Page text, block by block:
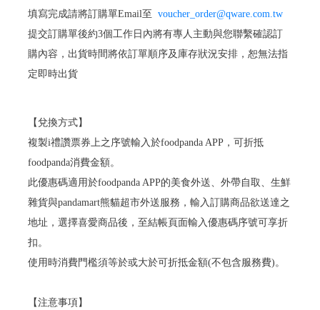
填寫完成請將訂購單Email至 voucher_order@qware.com.tw
提交訂購單後約3個工作日內將有專人主動與您聯繫確認訂
購內容，出貨時間將依訂單順序及庫存狀況安排，恕無法指
定即時出貨
【兌換方式】
複製i禮讚票券上之序號輸入於foodpanda APP，可折抵
foodpanda消費金額。
此優惠碼適用於foodpanda APP的美食外送、外帶自取、生鮮
雜貨與pandamart熊貓超市外送服務，輸入訂購商品欲送達之
地址，選擇喜愛商品後，至結帳頁面輸入優惠碼序號可享折
扣。
使用時消費門檻須等於或大於可折抵金額(不包含服務費)。
【注意事項】